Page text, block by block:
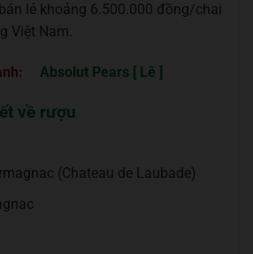
lẻ khoảng 6.500.000 đồng/chai
Việt Nam.
Absolut Pears [ Lê ]
về rượu
(Chateau de Laubade)